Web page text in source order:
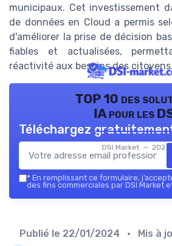
municipaux. Cet investissement
de données en Cloud a permis
d'améliorer la prise de décision
fiables et actualisées,
réactivité aux besoins des citoyens.
TOP 10 des
IA pour les
DSI Market — 2026
Téléchargez
* En remplissant ce formulaire,
des fins commerciales par DSI Market
Publié le 22/01/2024 • Mis à